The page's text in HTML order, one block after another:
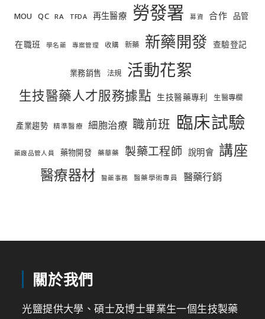
MOU QC RA TFDA 再生醫療 勞發署 募資 合作 品管
在職班 學名藥 專案管理 收購 新藥 新藥開發 查驗登記
業務銷售 法規 活動花絮
生技醫藥人才服務據點 生技醫藥專利 生醫專欄
產業趨勢 精準醫療 細胞治療 職前班 臨床試驗
藥廠品管人員 藥物開發 藥華藥 製藥工程師 說明會 講座
醫療器材 醫藥事務 醫藥學術專員 醫藥行銷
關於我們
光鹽提供大學、碩士及博士畢業生一個生技製藥